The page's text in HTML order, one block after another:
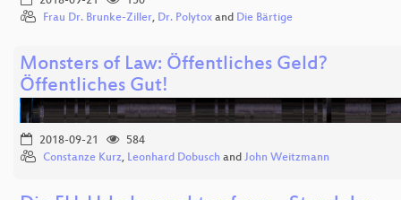
Frau Dr. Brunke-Ziller, Dr. Polytox and Die Bärtige
Monsters of Law: Öffentliches Geld?
Öffentliches Gut!
2018-09-21
584
Constanze Kurz, Leonhard Dobusch and John Weitzmann